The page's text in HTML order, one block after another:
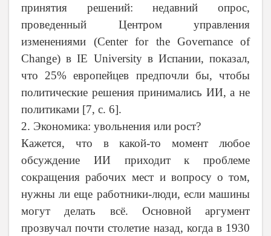
принятия решений: недавний опрос,
проведенный Центром управления
изменениями (Center for the Governance of
Change) в IE University в Испании, показал,
что 25% европейцев предпочли бы, чтобы
политические решения принимались ИИ, а не
политиками [7, c. 6].
2. Экономика: увольнения или рост?
Кажется, что в какой-то момент любое
обсуждение ИИ приходит к проблеме
сокращения рабочих мест и вопросу о том,
нужны ли еще работники-люди, если машины
могут делать всё. Основной аргумент
прозвучал почти столетие назад, когда в 1930